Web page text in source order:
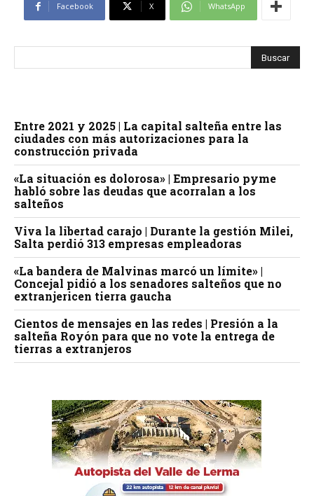
Facebook X WhatsApp
Entre 2021 y 2025 | La capital salteña entre las
ciudades con más autorizaciones para la
construcción privada
«La situación es dolorosa» | Empresario pyme
habló sobre las deudas que acorralan a los
salteños
Viva la libertad carajo | Durante la gestión Milei,
Salta perdió 313 empresas empleadoras
«La bandera de Malvinas marcó un límite» |
Concejal pidió a los senadores salteños que no
extranjericen tierra gaucha
Cientos de mensajes en las redes | Presión a la
salteña Royón para que no vote la entrega de
tierras a extranjeros